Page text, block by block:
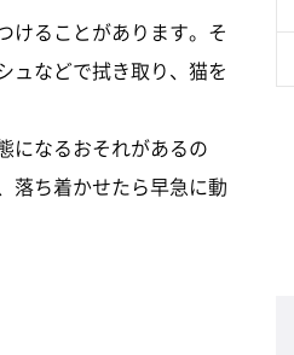
けることがあります。そ
ュなどで拭き取り、猫を
になるおそれがあるの
落ち着かせたら早急に動